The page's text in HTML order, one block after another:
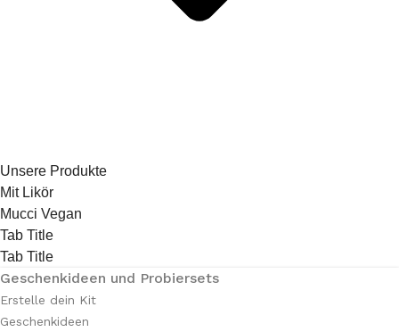
Unsere Produkte
Mit Likör
Mucci Vegan
Tab Title
Tab Title
Geschenkideen und Probiersets
Erstelle dein Kit
Geschenkideen